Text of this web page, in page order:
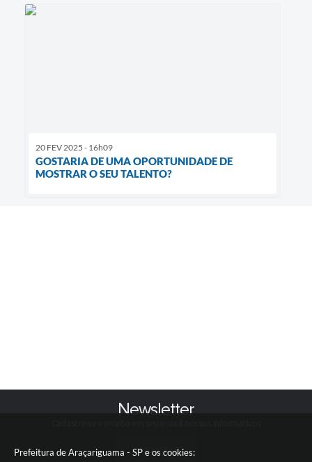
Prefeitura de Araçariguama - SP e os cookies:
20 FEV 2025 - 16h09
GOSTARIA DE UMA OPORTUNIDADE DE
MOSTRAR O SEU TALENTO?
Newsletter
CADASTRAR